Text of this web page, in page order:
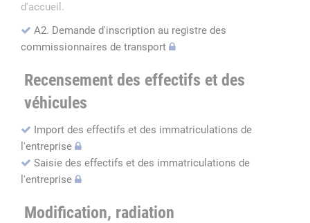
d'accueil.
A2. Demande d'inscription au registre des
commissionnaires de transport
Recensement des effectifs et des
véhicules
Import des effectifs et des immatriculations de
l'entreprise
Saisie des effectifs et des immatriculations de
l'entreprise
Modification, radiation